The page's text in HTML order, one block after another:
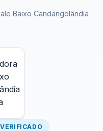
Baixo Candangolândia
VERIFICADO